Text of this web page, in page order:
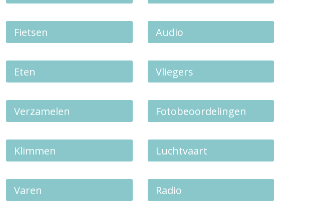
Fietsen
Eten
Verzamelen
Klimmen
Varen
Audio
Vliegers
Fotobeoordelingen
Luchtvaart
Radio